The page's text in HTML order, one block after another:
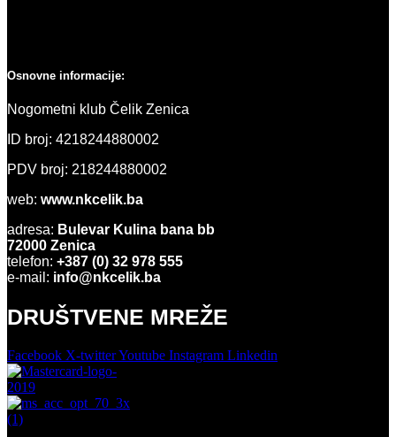
Osnovne informacije:
Nogometni klub Čelik Zenica
ID broj: 4218244880002
PDV broj: 218244880002
web: www.nkcelik.ba
adresa: Bulevar Kulina bana bb
72000 Zenica
telefon: +387 (0) 32 978 555
e-mail: info@nkcelik.ba
DRUŠTVENE MREŽE
Facebook X-twitterYoutube Instagram Linkedin